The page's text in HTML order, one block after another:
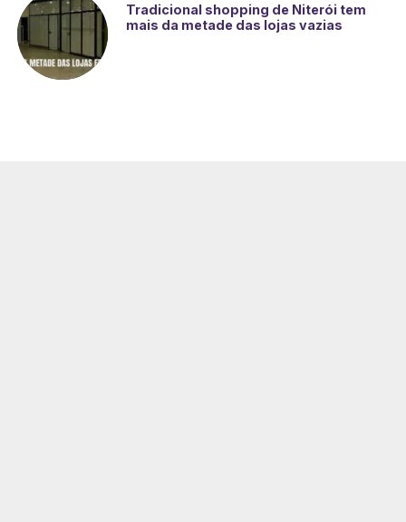
Tradicional shopping de Niterói tem
mais da metade das lojas vazias